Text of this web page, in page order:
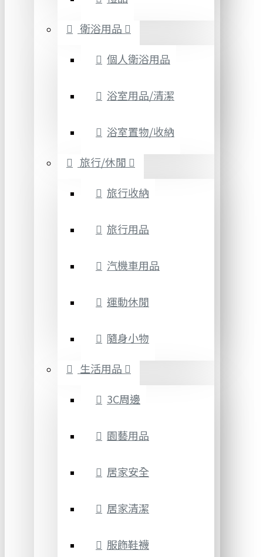
衛浴用品
個人衛浴用品
浴室用品/清潔
浴室置物/收納
旅行/休閒
旅行收納
旅行用品
汽機車用品
運動休閒
隨身小物
生活用品
3C周邊
園藝用品
居家安全
居家清潔
服飾鞋襪